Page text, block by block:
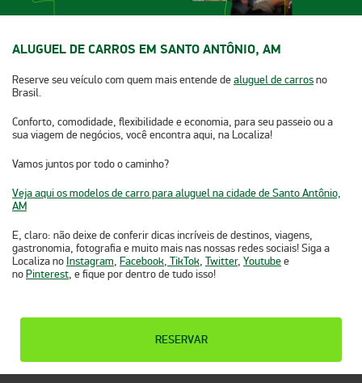
ALUGUEL DE CARROS EM SANTO ANTÔNIO, AM
Reserve seu veículo com quem mais entende dealuguel de carrosno
Brasil.
Conforto, comodidade, flexibilidade e economia, para seu passeio ou a
sua viagem de negócios, você encontra aqui, na Localiza!
Vamos juntos por todo o caminho?
Veja aqui os modelos de carro para aluguel na cidade de Santo Antônio,
AM
E, claro: não deixe de conferir dicas incríveis de destinos, viagens,
gastronomia, fotografia e muito mais nas nossas redes sociais! Siga a
Localiza no Instagram, Facebook, TikTok, Twitter, Youtubee
noPinterest, e fique por dentro de tudo isso!
RESERVAR